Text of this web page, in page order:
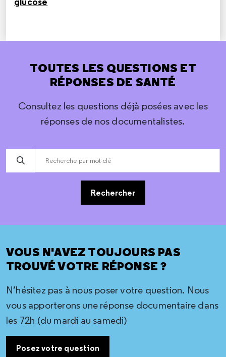
TOUTES LES QUESTIONS ET
RÉPONSES DE SANTÉ
Consultez les questions déjà posées avec les
réponses de nos documentalistes.
Rechercher
VOUS N'AVEZ TOUJOURS PAS
TROUVÉ VOTRE RÉPONSE ?
N’hésitez pas à nous poser votre question. Nous
vous apporterons une réponse documentaire dans
les 72h (du mardi au samedi)
Posez votre question